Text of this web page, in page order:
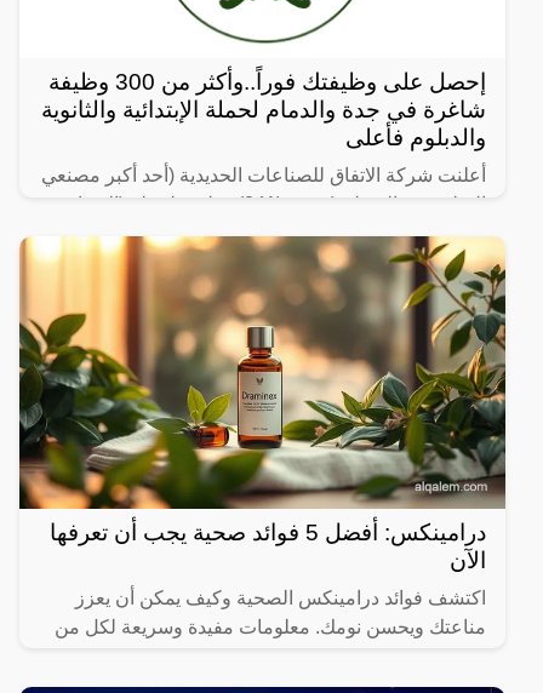
إحصل على وظيفتك فوراً..وأكثر من 300 وظيفة
شاغرة في جدة والدمام لحملة الإبتدائية والثانوية
والدبلوم فأعلى
أعلنت شركة الاتفاق للصناعات الحديدية (أحد أكبر مصنعي
الصلب في المنطقة) توفر (341) وظيفة لحملة (الإبتدائية،
الكفاءة المتوسطة، الثانوية، الدبلوم، البكالوريوس
درامينكس: أفضل 5 فوائد صحية يجب أن تعرفها
الآن
اكتشف فوائد درامينكس الصحية وكيف يمكن أن يعزز
مناعتك ويحسن نومك. معلومات مفيدة وسريعة لكل من